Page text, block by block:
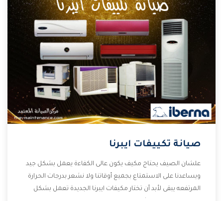
صيانة تكييفات ايبرنا
علشان الصيف يحتاج مكيف يكون عالى الكفاءة يعمل بشكل جيد
ويساعدنا على الاستمتاع بجميع أوقاتنا ولا نشعر بدرجات الحرارة
المرتفعه يبقى لأبد أن تختار مكيفات ايبرنا الجديدة تعمل بشكل